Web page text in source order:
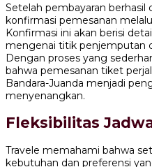
Setelah pembayaran berhasil
konfirmasi pemesanan
Konfirmasi ini akan berisi
mengenai titik penjemputan
Dengan proses yang
bahwa pemesanan tiket
Bandara-Juanda menjadi
menyenangkan.
Fleksibilitas
Travele memahami bahwa
kebutuhan dan preferensi